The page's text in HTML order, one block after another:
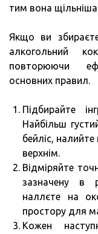
тим вона
Якщо ви
алкогольний
повторюючи
основних правил.
Підбирайте
Найбільш
бейліс,
верхнім.
Відміряйте
зазначену в
наллєте на
простору для
Кожен